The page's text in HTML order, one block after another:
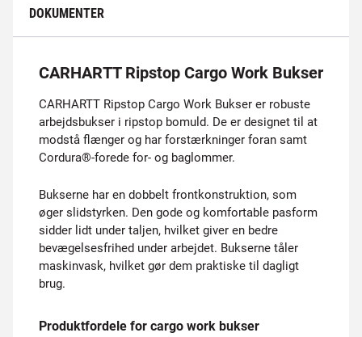
DOKUMENTER
CARHARTT Ripstop Cargo Work Bukser
CARHARTT Ripstop Cargo Work Bukser er robuste
arbejdsbukser i ripstop bomuld. De er designet til at
modstå flænger og har forstærkninger foran samt
Cordura®-forede for- og baglommer.
Bukserne har en dobbelt frontkonstruktion, som
øger slidstyrken. Den gode og komfortable pasform
sidder lidt under taljen, hvilket giver en bedre
bevægelsesfrihed under arbejdet. Bukserne tåler
maskinvask, hvilket gør dem praktiske til dagligt
brug.
Produktfordele for cargo work bukser